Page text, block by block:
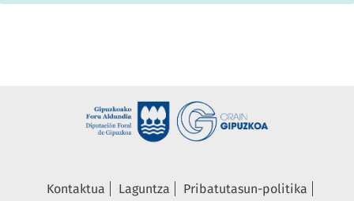
Kontaktua Laguntza
Pribatutasun-politika